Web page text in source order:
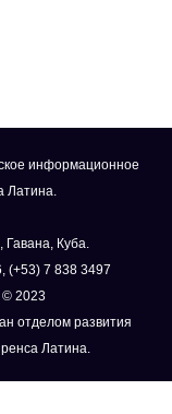
информационное
Латина.
Куба.
(+53) 7 838 3497
© 2023
отделом развития
Латина.